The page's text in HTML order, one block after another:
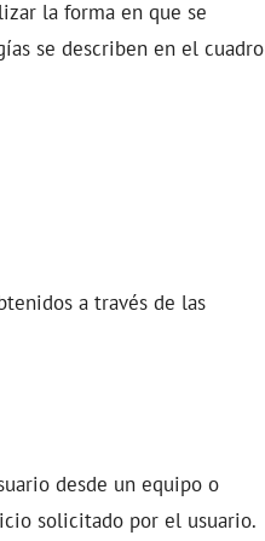
la forma en que se
se describen en el cuadro
a través de las
desde un equipo o
solicitado por el usuario.